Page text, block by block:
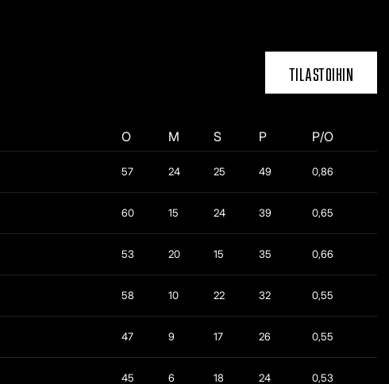
TILASTOIHIN
O M S P P/O
57 24 25 49 0,86
60 15 24 39 0,65
53 20 15 35 0,66
58 10 22 32 0,55
47 9 17 26 0,55
45 6 18 24 0,53